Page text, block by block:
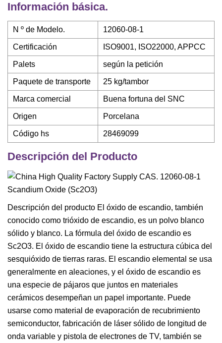
Información básica.
N º de Modelo. 12060-08-1
Certificación ISO9001, ISO22000, APPCC
Palets según la petición
Paquete de transporte 25 kg/tambor
Marca comercial Buena fortuna del SNC
Origen Porcelana
Código hs 28469099
Descripción del Producto
Descripción del producto El óxido de escandio, también
conocido como trióxido de escandio, es un polvo blanco
sólido y blanco. La fórmula del óxido de escandio es
Sc2O3. El óxido de escandio tiene la estructura cúbica del
sesquióxido de tierras raras. El escandio elemental se usa
generalmente en aleaciones, y el óxido de escandio es
una especie de pájaros que juntos en materiales
cerámicos desempeñan un papel importante. Puede
usarse como material de evaporación de recubrimiento
semiconductor, fabricación de láser sólido de longitud de
onda variable y pistola de electrones de TV, también se